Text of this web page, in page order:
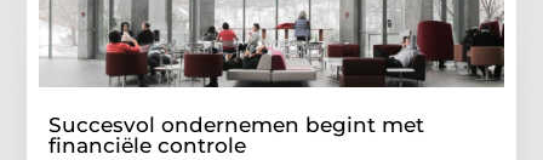
Succesvol ondernemen begint met
financiële controle